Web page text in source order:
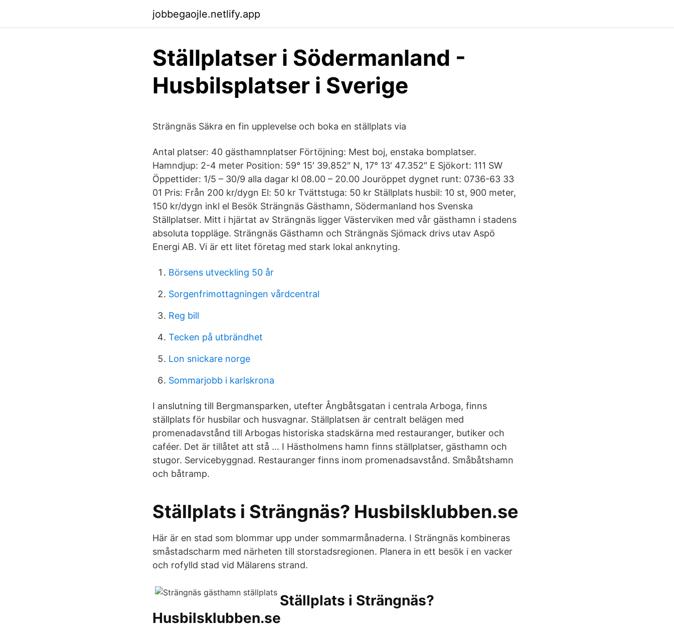
jobbegaojle.netlify.app
Ställplatser i Södermanland -
Husbilsplatser i Sverige
Strängnäs Säkra en fin upplevelse och boka en ställplats via
Antal platser: 40 gästhamnplatser Förtöjning: Mest boj, enstaka bomplatser.
Hamndjup: 2-4 meter Position: 59° 15′ 39.852″ N, 17° 13′ 47.352″ E Sjökort: 111 SW
Öppettider: 1/5 – 30/9 alla dagar kl 08.00 – 20.00 Jouröppet dygnet runt: 0736-63 33
01 Pris: Från 200 kr/dygn El: 50 kr Tvättstuga: 50 kr Ställplats husbil: 10 st, 900 meter,
150 kr/dygn inkl el Besök Strängnäs Gästhamn, Södermanland hos Svenska
Ställplatser. Mitt i hjärtat av Strängnäs ligger Västerviken med vår gästhamn i stadens
absoluta toppläge. Strängnäs Gästhamn och Strängnäs Sjömack drivs utav Aspö
Energi AB. Vi är ett litet företag med stark lokal anknyting.
Börsens utveckling 50 år
Sorgenfrimottagningen vårdcentral
Reg bill
Tecken på utbrändhet
Lon snickare norge
Sommarjobb i karlskrona
I anslutning till Bergmansparken, utefter Ångbåtsgatan i centrala Arboga, finns
ställplats för husbilar och husvagnar. Ställplatsen är centralt belägen med
promenadavstånd till Arbogas historiska stadskärna med restauranger, butiker och
caféer. Det är tillåtet att stå … I Hästholmens hamn finns ställplatser, gästhamn och
stugor. Servicebyggnad. Restauranger finns inom promenadsavstånd. Småbåtshamn
och båtramp.
Ställplats i Strängnäs? Husbilsklubben.se
Här är en stad som blommar upp under sommarmånaderna. I Strängnäs kombineras
småstadscharm med närheten till storstadsregionen. Planera in ett besök i en vacker
och rofylld stad vid Mälarens strand.
Ställplats i Strängnäs?
Husbilsklubben.se